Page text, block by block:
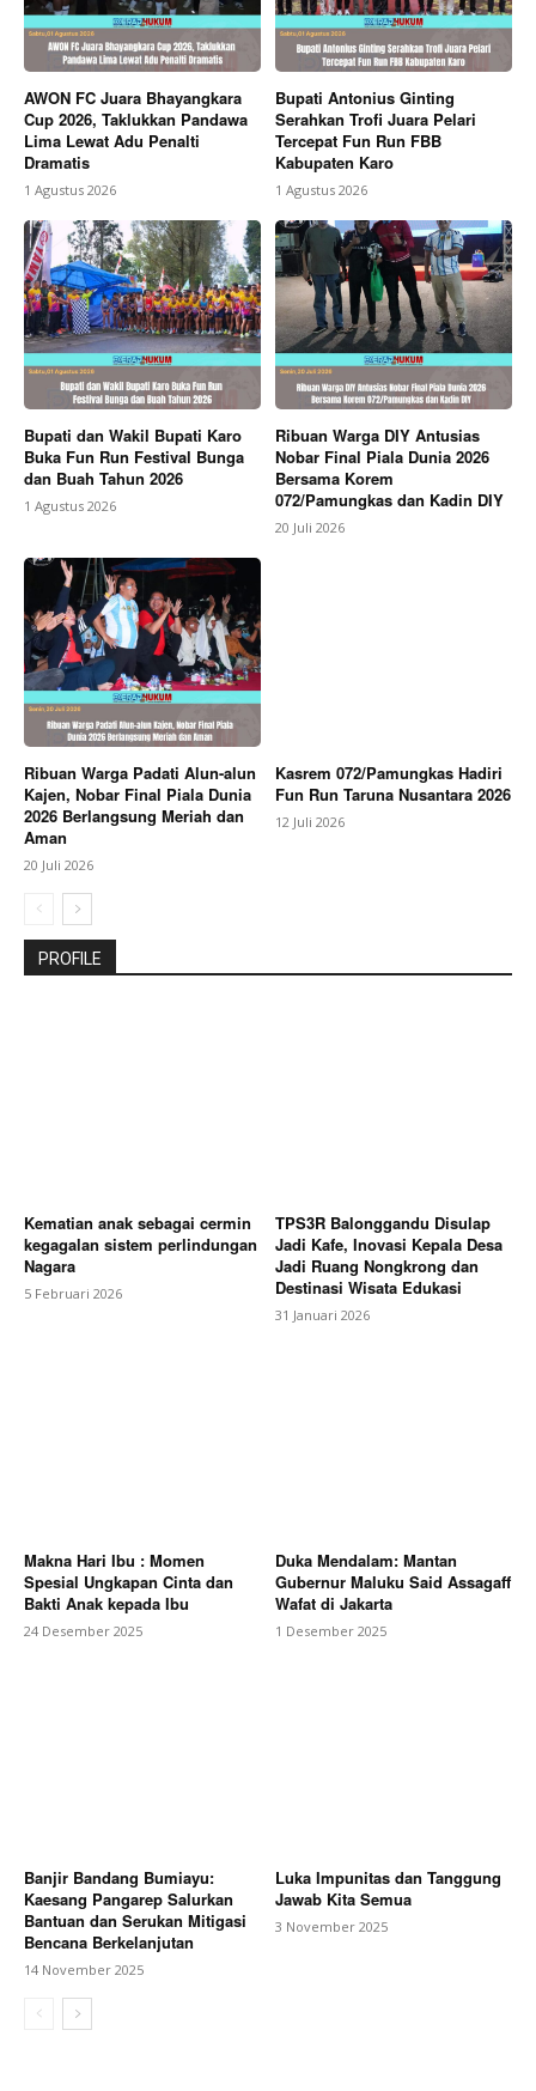
AWON FC Juara Bhayangkara
Cup 2026, Taklukkan Pandawa
Lima Lewat Adu Penalti
Dramatis
1 Agustus 2026
Bupati Antonius Ginting
Serahkan Trofi Juara Pelari
Tercepat Fun Run FBB
Kabupaten Karo
1 Agustus 2026
Bupati dan Wakil Bupati Karo
Buka Fun Run Festival Bunga
dan Buah Tahun 2026
1 Agustus 2026
Ribuan Warga DIY Antusias
Nobar Final Piala Dunia 2026
Bersama Korem
072/Pamungkas dan Kadin DIY
20 Juli 2026
Ribuan Warga Padati Alun-alun
Kajen, Nobar Final Piala Dunia
2026 Berlangsung Meriah dan
Aman
20 Juli 2026
Kasrem 072/Pamungkas Hadiri
Fun Run Taruna Nusantara 2026
12 Juli 2026
PROFILE
Kematian anak sebagai cermin
kegagalan sistem perlindungan
Nagara
5 Februari 2026
TPS3R Balonggandu Disulap
Jadi Kafe, Inovasi Kepala Desa
Jadi Ruang Nongkrong dan
Destinasi Wisata Edukasi
31 Januari 2026
Makna Hari Ibu : Momen
Spesial Ungkapan Cinta dan
Bakti Anak kepada Ibu
24 Desember 2025
Duka Mendalam: Mantan
Gubernur Maluku Said Assagaff
Wafat di Jakarta
1 Desember 2025
Banjir Bandang Bumiayu:
Kaesang Pangarep Salurkan
Bantuan dan Serukan Mitigasi
Bencana Berkelanjutan
14 November 2025
Luka Impunitas dan Tanggung
Jawab Kita Semua
3 November 2025